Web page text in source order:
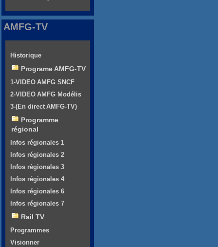
AMFG-TV
Historique
Programe AMFG-TV
1-VIDEO AMFG SNCF
2-VIDEO AMFG Modélis
3-(En direct AMFG-TV)
Programme
régional
Infos régionales 1
Infos régionales 2
Infos régionales 3
Infos régionales 4
Infos régionales 6
Infos régionales 7
Rail TV
Programmes
Visionner